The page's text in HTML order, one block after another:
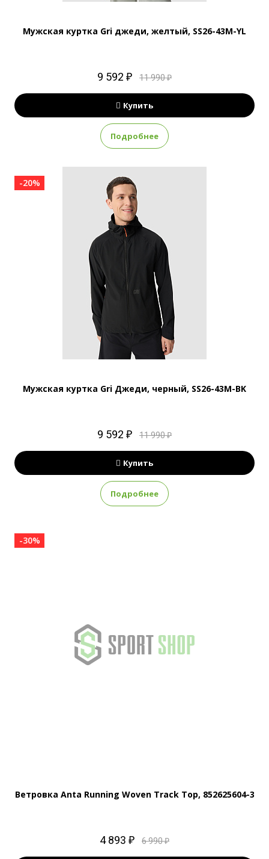
Мужская куртка Gri джеди, желтый, SS26-43M-YL
9 592 ₽ 11 990 ₽
Купить
Подробнее
-20%
Мужская куртка Gri Джеди, черный, SS26-43M-BK
9 592 ₽ 11 990 ₽
Купить
Подробнее
-30%
Ветровка Anta Running Woven Track Top, 852625604-3
4 893 ₽ 6 990 ₽